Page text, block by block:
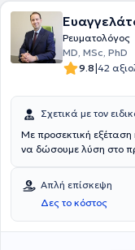
σχετικών άρθρων και
πρώτους επιστήμονες
θεραπεία μπορεί να
του μεσοσπονδυλίου
δισκοπάθεια δεν
αλλά μπορεί να
συντηρητικά.
Ρευματολόγος
MD, MSc, PhD
9.8|42
Σχετικά με τον
Με προσεκτική εξέταση
να δώσουμε λύση στο
Απλή επίσκεψη
Δες το κόστος